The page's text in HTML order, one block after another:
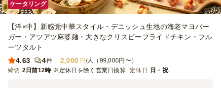
ケータリング
【洋×中】新感覚中華スタイル・デニッシュ生地の海老マヨバー
ガー・アツアツ麻婆麺・大きなクリスピーフライドチキン・フル
ーツタルト
4.63
4件 2,000 円 /人（99,000円〜）
締切 2日前12時 ※定休日を除く営業日換算 定休日 日・祝